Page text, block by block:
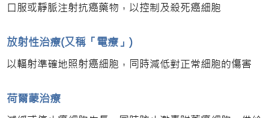
口服或靜脈注射抗癌藥物，以控制及殺死癌細胞
放射性治療(又稱「電療」)
以輻射準確地照射癌細胞，同時減低對正常細胞的傷害
荷爾蒙治療